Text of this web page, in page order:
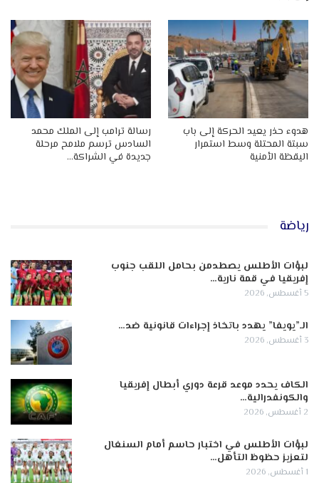
هدوء حذر يعيد الحركة إلى باب
سبتة المحتلة وسط استمرار
اليقظة الأمنية
رسالة ترامب إلى الملك محمد
السادس ترسم ملامح مرحلة
جديدة في الشراكة…
رياضة
لبؤات الأطلس يصطدمن بحامل اللقب جنوب
إفريقيا في قمة نارية…
5 أغسطس, 2026
الـ”يويفا” يهدد باتخاذ إجراءات قانونية ضد…
3 أغسطس, 2026
الكاف يحدد موعد قرعة دوري أبطال إفريقيا
والكونفدرالية…
2 أغسطس, 2026
لبؤات الأطلس في اختبار حاسم أمام السنغال
لتعزيز حظوظ التأهل…
1 أغسطس, 2026